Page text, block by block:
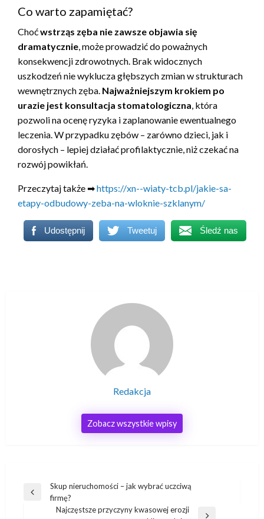
Co warto zapamiętać?
Choćwstrząs zęba nie zawsze objawia się
dramatycznie, może prowadzić do poważnych
konsekwencji zdrowotnych. Brak widocznych
uszkodzeń nie wyklucza głębszych zmian w strukturach
wewnętrznych zęba. Najważniejszym krokiem po
urazie jest konsultacja stomatologiczna, która
pozwoli na ocenę ryzyka i zaplanowanie ewentualnego
leczenia. W przypadku zębów – zarówno dzieci, jak i
dorosłych – lepiej działać profilaktycznie, niż czekać na
rozwój powikłań.
Przeczytaj także ➡https://xn--wiaty-tcb.pl/jakie-sa-
etapy-odbudowy-zeba-na-wloknie-szklanym/
Udostępnij Tweetuj Śledź nas
Redakcja
Zobacz wszystkie wpisy
Nawigacja
wpisu
Poprzedni
Skup nieruchomości – jak wybrać uczciwą
firmę?
Najczęstsze przyczyny kwasowej erozji